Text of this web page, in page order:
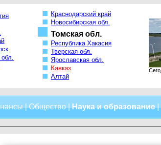
обл.
Краснодарский край
Новосибирская обл.
Томская обл.
Республика Хакасия
Тверская обл.
Ярославская обл.
Кавказ
Алтай
|Общество|Наука и образование|